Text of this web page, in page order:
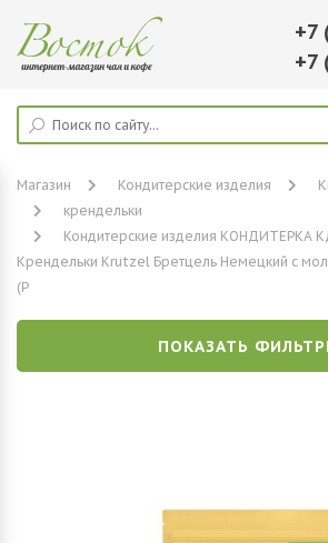
+7
+7
Магазин Кондитерские изделия
крендельки
Кондитерские изделия КОНДИТЕРКА
Крендельки Krutzel Бретцель Немецкий с
(Р
ПОКАЗАТЬ